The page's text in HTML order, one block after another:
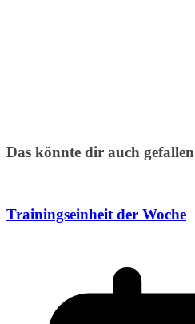
Das könnte dir auch gefallen
Trainingseinheit der Woche